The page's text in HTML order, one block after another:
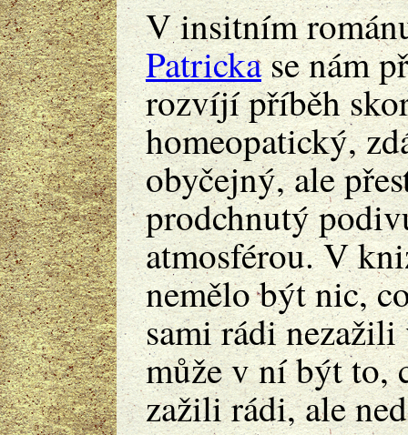
V insitním
Patrickase nám
rozvíjí příběh
homeopatický,
obyčejný, ale
prodchnutý
atmosférou. V
nemělo být nic,
sami rádi
může v ní být to,
zažili rádi, ale